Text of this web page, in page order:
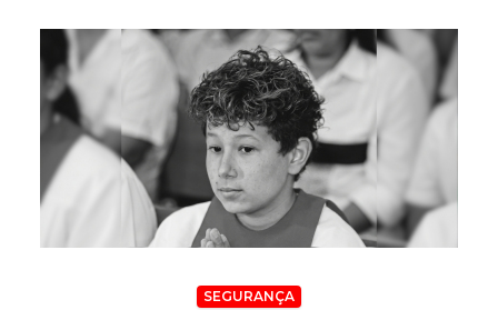
SEGURANÇA
anos que morreu em acidente de carro em